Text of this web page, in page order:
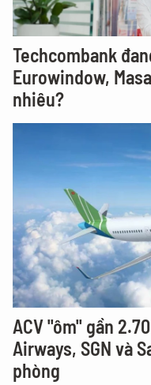
Techcombank
Eurowindow,
nhiêu?
ACV "ôm" gần
Airways, SGN và
phòng